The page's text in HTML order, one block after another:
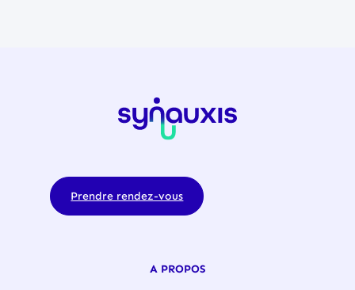
Prendre rendez-vous
A PROPOS